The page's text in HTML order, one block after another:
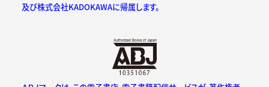
及び株式会社KADOKAWAに帰属します。